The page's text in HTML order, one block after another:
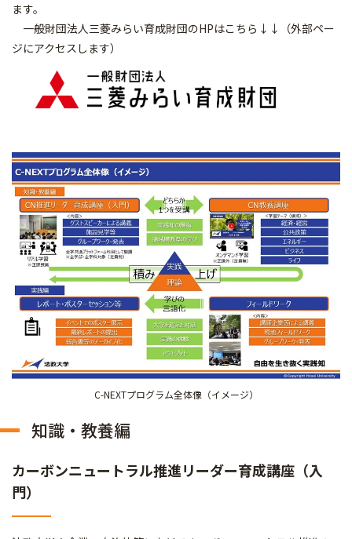
ます。
一般財団法人三菱みらい育成財団のHPはこちら↓↓（外部ペー
ジにアクセスします）
C-NEXTプログラム全体像（イメージ）
知識・教養編
カーボンニュートラル推進リーダー育成講座（入
門）